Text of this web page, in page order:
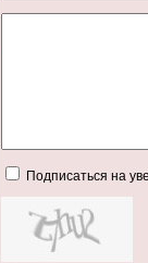
Подписаться на